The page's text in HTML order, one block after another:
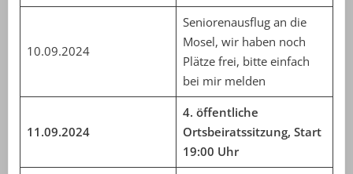
10.09.2024
Seniorenausflug an die
Mosel, wir haben noch
Plätze frei, bitte einfach
bei mir melden
11.09.2024
4. öffentliche
Ortsbeiratssitzung, Start
19:00 Uhr